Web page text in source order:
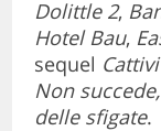
Dolittle 2,
Hotel Bau,
sequel
Non
delle sfigate.